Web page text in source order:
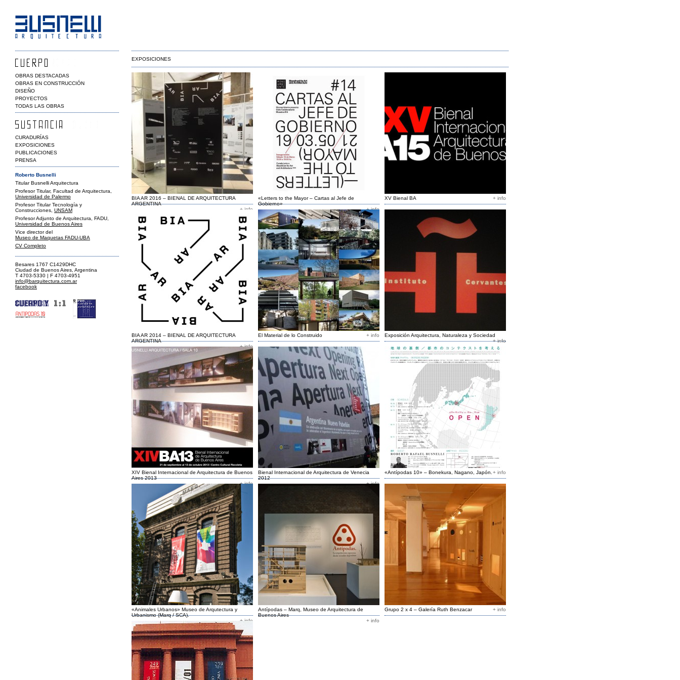
EXPOSICIONES
BIA AR 2016 – BIENAL DE ARQUITECTURA
ARGENTINA
+ info
«Letters to the Mayor – Cartas al Jefe de
Gobierno»
+ info
XV Bienal BA + info
BIA AR 2014 – BIENAL DE ARQUITECTURA
ARGENTINA
+ info
El Material de lo Construido + info
Exposición Arquitectura, Naturaleza y Sociedad
+ info
XIV Bienal Internacional de Arquitectura de Buenos
Aires 2013
+ info
Bienal Internacional de Arquitectura de Venecia
2012
+ info
«Antípodas 10» – Bonekura, Nagano, Japón. + info
«Animales Urbanos» Museo de Arqutectura y
Urbanismo (Marq / SCA).
+ info
Antípodas – Marq, Museo de Arquitectura de
Buenos Aires
+ info
Grupo 2 x 4 – Galería Ruth Benzacar + info
OBRAS DESTACADAS
OBRAS EN CONSTRUCCIÓN
DISEÑO
PROYECTOS
TODAS LAS OBRAS
CURADURÍAS
EXPOSICIONES
PUBLICACIONES
PRENSA
Roberto Busnelli
Titular Busnelli Arquitectura
Profesor Titular, Facultad de Arquitectura,
Universidad de Palermo
Profesor Titular Tecnología y
Construcciones, UNSAM
Profesor Adjunto de Arquitectura, FADU,
Universidad de Buenos Aires
Vice director del
Museo de Maquetas FADU-UBA
CV Completo
Besares 1767 C1429DHC
Ciudad de Buenos Aires, Argentina
T 4703-5330 | F 4703-4951
info@barquitectura.com.ar
facebook